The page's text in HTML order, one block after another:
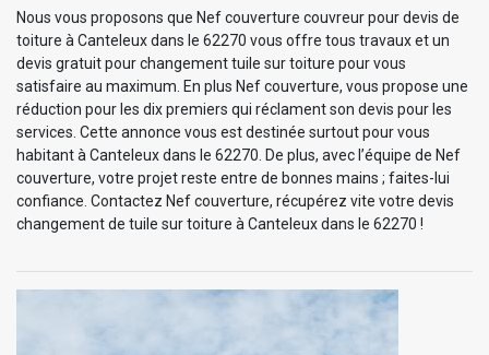
Nous vous proposons que Nef couverture couvreur pour devis de
toiture à Canteleux dans le 62270 vous offre tous travaux et un
devis gratuit pour changement tuile sur toiture pour vous
satisfaire au maximum. En plus Nef couverture, vous propose une
réduction pour les dix premiers qui réclament son devis pour les
services. Cette annonce vous est destinée surtout pour vous
habitant à Canteleux dans le 62270. De plus, avec l’équipe de Nef
couverture, votre projet reste entre de bonnes mains ; faites-lui
confiance. Contactez Nef couverture, récupérez vite votre devis
changement de tuile sur toiture à Canteleux dans le 62270 !